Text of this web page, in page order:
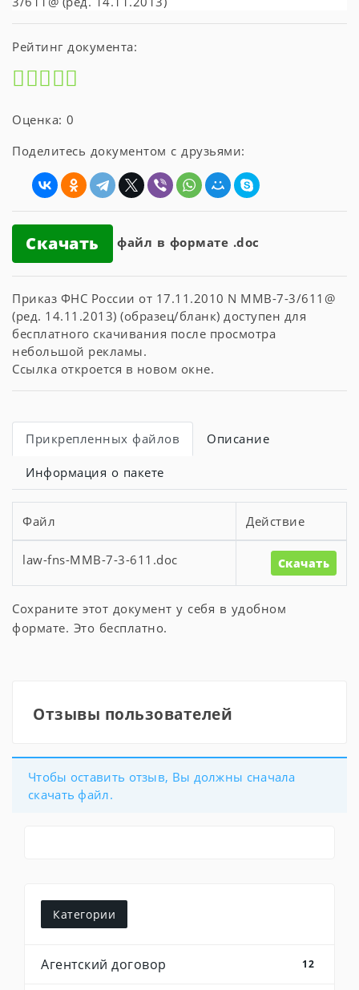
Рейтинг документа:
Оценка: 0
Поделитесь документом с друзьями:
Скачать файл в формате .doc
Приказ ФНС России от 17.11.2010 N ММВ-7-3/611@
(ред. 14.11.2013) (образец/бланк) доступен для
бесплатного скачивания после просмотра
небольшой рекламы.
Ссылка откроется в новом окне.
Прикрепленных файлов Описание
Информация о пакете
Файл Действие
law-fns-MMB-7-3-611.doc Скачать
Сохраните этот документ у себя в удобном
формате. Это бесплатно.
Отзывы пользователей
Чтобы оставить отзыв, Вы должны сначала
скачать файл.
Категории
Агентский договор 12